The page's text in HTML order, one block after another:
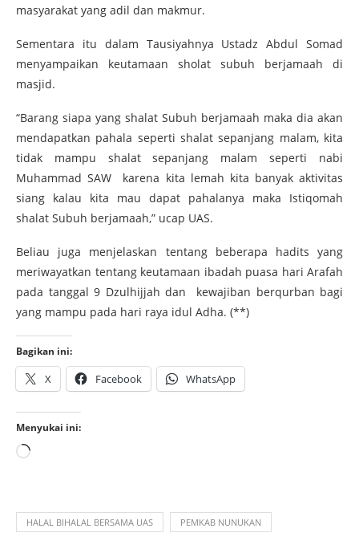
masyarakat yang adil dan makmur.
Sementara itu dalam Tausiyahnya Ustadz Abdul Somad
menyampaikan keutamaan sholat subuh berjamaah di
masjid.
“Barang siapa yang shalat Subuh berjamaah maka dia akan
mendapatkan pahala seperti shalat sepanjang malam, kita
tidak mampu shalat sepanjang malam seperti nabi
Muhammad SAW karena kita lemah kita banyak aktivitas
siang kalau kita mau dapat pahalanya maka Istiqomah
shalat Subuh berjamaah,” ucap UAS.
Beliau juga menjelaskan tentang beberapa hadits yang
meriwayatkan tentang keutamaan ibadah puasa hari Arafah
pada tanggal 9 Dzulhijjah dan kewajiban berqurban bagi
yang mampu pada hari raya idul Adha. (**)
Bagikan ini:
X Facebook WhatsApp
Menyukai ini:
HALAL BIHALAL BERSAMA UAS PEMKAB NUNUKAN